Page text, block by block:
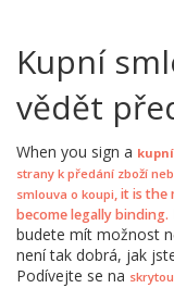
Kupní
vědět
When you sign a
strany k předání zboží
smlouva o koupi, it is the
become legally binding.
budete mít možnost
není tak dobrá, jak
Podívejte se na